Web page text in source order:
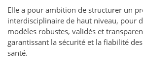
Elle a pour ambition de structurer un
interdisciplinaire de haut niveau, pour
modèles robustes, validés et
garantissant la sécurité et la fiabilité
santé.